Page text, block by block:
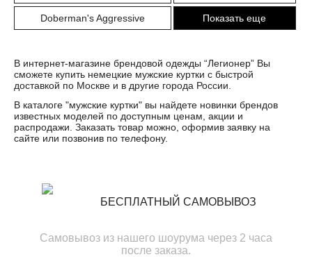
Doberman's Aggressive Показать еще
В интернет-магазине брендовой одежды “Легионер” Вы
сможете купить немецкие мужские куртки с быстрой
доставкой по Москве и в другие города России.
В каталоге "мужские куртки" вы найдете новинки брендов
известных моделей по доступным ценам, акции и
распродажи. Заказать товар можно, оформив заявку на
сайте или позвонив по телефону.
БЕСПЛАТНЫЙ САМОВЫВОЗ
Самовывоз из нашего шоурума через 2 часа
после заказа.